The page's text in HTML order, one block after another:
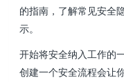
的指南，了解常见安全
示。
开始将安全纳入工作的
创建一个安全流程会让